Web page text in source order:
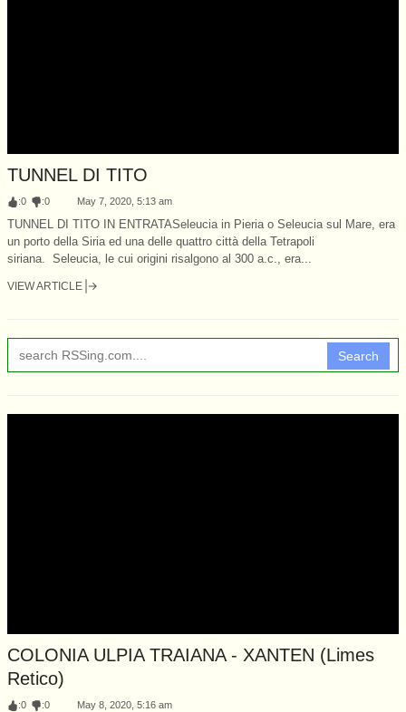
TUNNEL DI TITO
:0 :0 May 7, 2020, 5:13 am
TUNNEL DI TITO IN ENTRATASeleucia in Pieria o Seleucia sul Mare, era
un porto della Siria ed una delle quattro città della Tetrapoli
siriana. Seleucia, le cui origini risalgono al 300 a.c., era...
VIEW ARTICLE
Search
COLONIA ULPIA TRAIANA - XANTEN (Limes
Retico)
:0 :0 May 8, 2020, 5:16 am